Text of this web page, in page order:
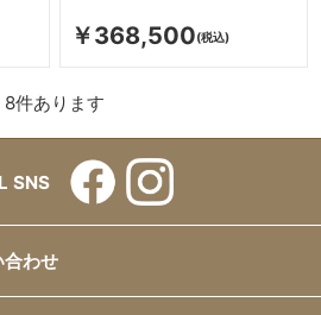
￥368,500
8件あります
SNS
合わせ